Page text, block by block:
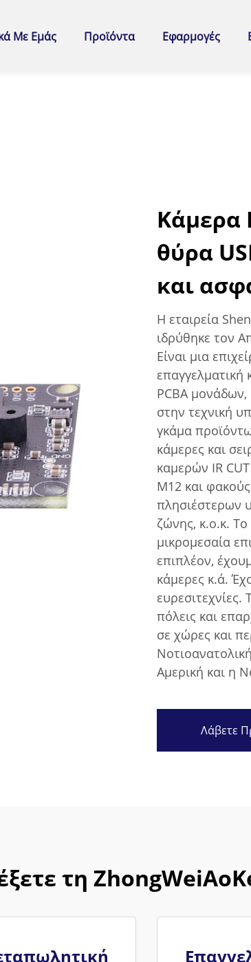
Με Εμάς Προϊόντα Εφαρμογές
Κάμερα
θύρα
και
Η εταιρεία
ιδρύθηκε τον
Είναι μια
PCBA
στην τεχνική
γκάμα
κάμερες και
καμερών IR
M12 και
πλησιέστερων
ζώνης, κ.ο.κ. Το
μικρομεσαία
επιπλέον,
κάμερες κ.ά.
ευρεσιτεχνίες.
πόλεις και
σε χώρες και
Αμερική και η
Λάβετε
τη